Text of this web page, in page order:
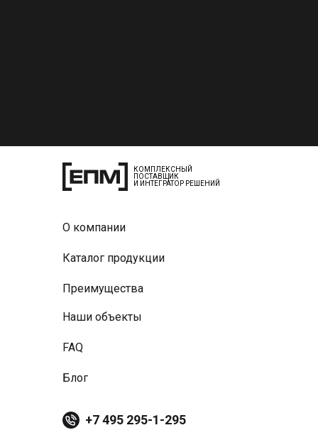
+7 495 295-1-295
Блог
FAQ
Наши объекты
Преимущества
Каталог продукции
О компании
КОМПЛЕКСНЫЙ
ПОСТАВЩИК
И ИНТЕГРАТОР РЕШЕНИЙ